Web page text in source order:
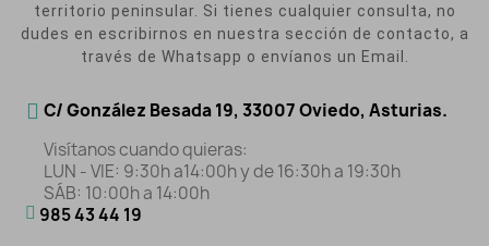
territorio peninsular. Si tienes cualquier consulta, no
dudes en escribirnos en nuestra sección de contacto, a
través de Whatsapp o envíanos un Email.
C/ González Besada 19, 33007 Oviedo, Asturias.
Visítanos cuando quieras:
LUN - VIE: 9:30h a14:00h y de 16:30h a 19:30h
SÁB: 10:00h a 14:00h
985 43 44 19